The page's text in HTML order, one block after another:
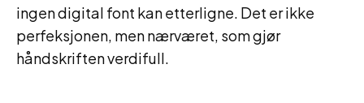
ingen digital font kan etterligne. Det er ikke
perfeksjonen, men nærværet, som gjør
håndskriften verdifull.